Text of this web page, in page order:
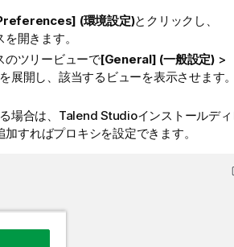
(環境設定)とクリックし、
開きます。
のツリービューで[General] (一般設定)>
を展開し、該当するビューを表示させます。
場合は、 Talend Studioインストールデ
すればプロキシを設定できます。